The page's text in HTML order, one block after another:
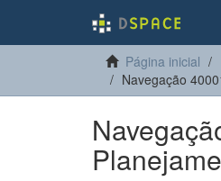
Página inicial
Navegação